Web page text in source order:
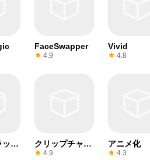
FaceSwapper
4.9
Vivid
4.8
ッシ
クリップチャン
プ 4.9
アニメ化
4.3